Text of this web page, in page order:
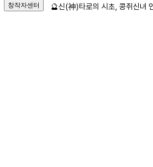
창작자센터 🔮신(神)타로의 시초, 콩쥐신녀